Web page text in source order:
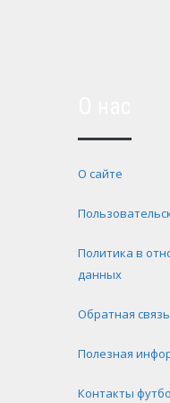
О сайте
Политика в
данных
Обратная связь
Полезная
Контакты